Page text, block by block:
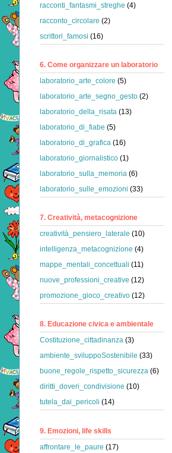
racconti_fantasmi_streghe (4)
racconto_circolare (2)
scrittori_famosi (16)
6. Come organizzare un laboratorio
laboratorio_arte_colore (5)
laboratorio_arte_segno_gesto (2)
laboratorio_della_risata (13)
laboratorio_di_fiabe (5)
laboratorio_di_grafica (16)
laboratorio_giornalistico (1)
laboratorio_sulla_memoria (6)
laboratorio_sulle_emozioni (33)
7. Creatività, metacognizione
creatività_pensiero_laterale (10)
intelligenza_metacognizione (4)
mappe_mentali_concettuali (11)
nuove_professioni_creative (12)
promozione_gioco_creativo (12)
8. Educazione civica e ambientale
Costituzione_cittadinanza (3)
ambiente_sviluppoSostenibile (33)
buone_regole_rispetto_sicurezza (6)
diritti_doveri_condivisione (10)
tutela_dai_pericoli (14)
9. Emozioni, life skills
affrontare_le_paure (17)